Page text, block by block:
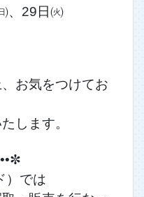
、29日㈫
お気をつけてお
します。
）では